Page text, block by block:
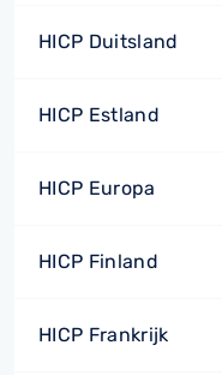
HICP Duitsland
HICP Estland
HICP Europa
HICP Finland
HICP Frankrijk